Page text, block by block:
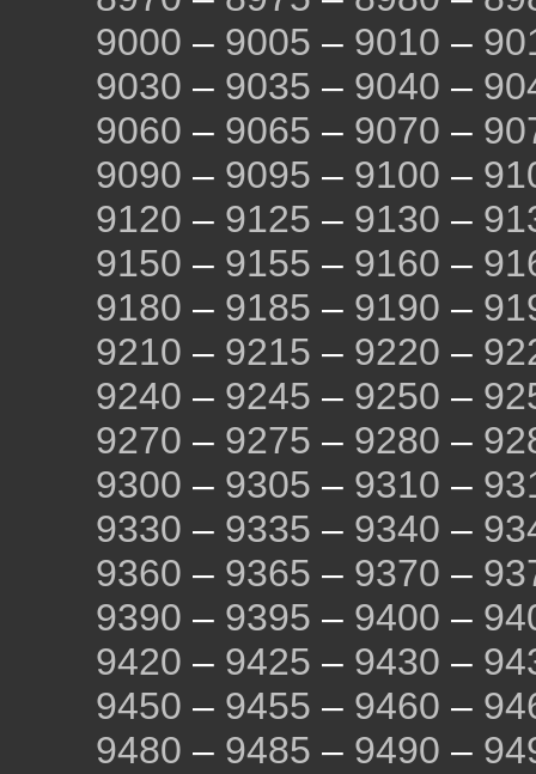
9000 – 9005 – 9010 –
9030 – 9035 – 9040 –
9060 – 9065 – 9070 –
9090 – 9095 – 9100 –
9120 – 9125 – 9130 –
9150 – 9155 – 9160 –
9180 – 9185 – 9190 –
9210 – 9215 – 9220 –
9240 – 9245 – 9250 –
9270 – 9275 – 9280 –
9300 – 9305 – 9310 –
9330 – 9335 – 9340 –
9360 – 9365 – 9370 –
9390 – 9395 – 9400 –
9420 – 9425 – 9430 –
9450 – 9455 – 9460 –
9480 – 9485 – 9490 –